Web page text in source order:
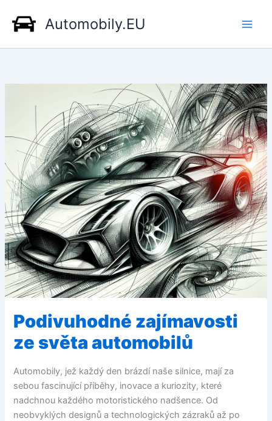
obsah
Automobily.EU
Podivuhodné zajímavosti
ze světa automobilů
Automobily, jež každý den brázdí naše silnice, mají za
sebou fascinující příběhy, inovace a kuriozity, které
nadchnou každého motoristického nadšence. Od
neobvyklých designů a technologických zázraků až po